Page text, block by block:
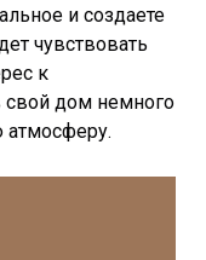
и создаете
чувствовать
к
свой дом немного